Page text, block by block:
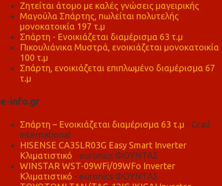
Ζητείται άτομο με καλές γνώσεις μαγειρικής
Μαγούλα Σπάρτης, πωλείται πολυτελής
μονοκατοικία 197 τ.μ
Σπάρτη - Ενοικιάζεται διαμέρισμα 63 τ.μ
Πικουλιάνικα Μυστρά, ενοικιάζεται μονοκατοικία
100 τ.μ
Σπάρτη, ενοικιάζεται επιπλωμένο διαμέρισμα 67
τ.μ
e-info.gr
Σπάρτη – Ενοικιάζεται διαμέρισμα 63 τ.μ - Grad
international
HISENSE CA35LR03G Easy Smart Inverter
Κλιματιστικό - euronics ΦΟΥΝΤΑΣ
WINSTAR WST-09WFi/09WFo Inverter
Κλιματιστικό - euronics ΦΟΥΝΤΑΣ